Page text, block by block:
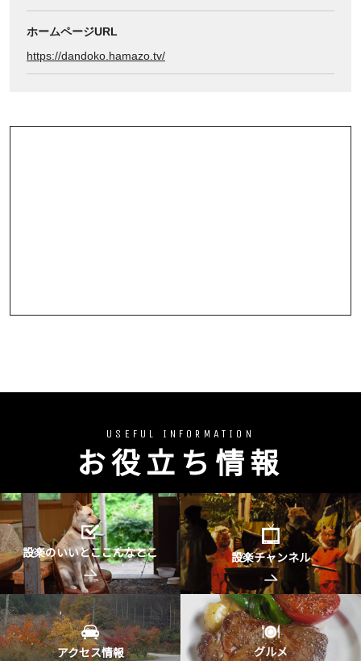
ホームページURL
https://dandoko.hamazo.tv/
USEFUL INFORMATION
お役立ち情報
設楽のいいとここんなとこ 設楽チャンネル
アクセス情報 グルメ